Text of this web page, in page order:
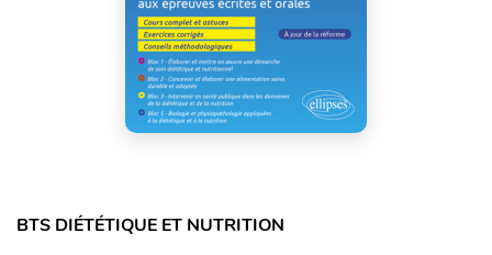
BTS DIÉTÉTIQUE ET NUTRITION